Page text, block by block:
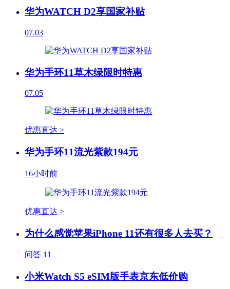
华为WATCH D2享国家补贴
07.03
华为手环11草木绿限时特惠
07.05
优惠直达 >
华为手环11流光紫款194元
16小时前
优惠直达 >
为什么感觉苹果iPhone 11还有很多人去买？
问答 11
小米Watch S5 eSIM版手表京东低价购